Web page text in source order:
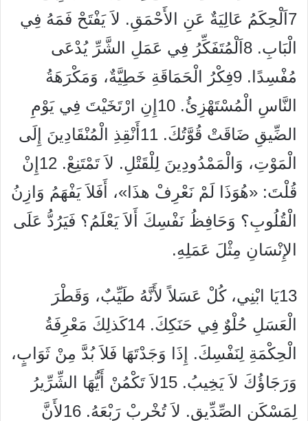
7 اَلْحِكَمُ عَالِيَةٌ عَنِ الأَحْمَقِ. لاَ يَفْتَحْ فَمَهُ فِي
الْبَابِ. 8 اَلْمُتَفَكِّرُ فِي عَمَلِ الشَّرِّ يُدْعَى
مُفْسِدًا. 9فِكْرُ الْحَمَاقَةِ خَطِيَّةٌ، وَمَكْرَهَةُ
النَّاسِ الْمُسْتَهْزِئُ. 10 إِنِ ارْتَخَيْتَ فِي يَوْمِ
الضِّيقِ ضَاقَتْ قُوَّتُكَ. 11 أَنْقِذِ الْمُنْقَادِينَ إِلَى
الْمَوْتِ، وَالْمَمْدُودِينَ لِلْقَتْلِ. لاَ تَمْتَنِعْ. 12 إِنْ
قُلْتَ: «هُوَذَا لَمْ نَعْرِفْ هذَا»، أَفَلاَ يَفْهَمُ وَازِنُ
الْقُلُوبِ؟ وَحَافِظُ نَفْسِكَ أَلاَ يَعْلَمُ؟ فَيَرُدُّ عَلَى
الإِنْسَانِ مِثْلَ عَمَلِهِ.
13يَا ابْنِي، كُلْ عَسَلاً لأَنَّهُ طَيِّبٌ، وَقَطْرَ
الْعَسَلِ حُلْوٌ فِي حَنَكِكَ. 14كَذلِكَ مَعْرِفَةُ
الْحِكْمَةِ لِنَفْسِكَ. إِذَا وَجَدْتَهَا فَلاَ بُدَّ مِنْ ثَوَابٍ،
وَرَجَاؤُكَ لاَ يَخِيبُ. 15لاَ تَكْمُنْ أَيُّهَا الشِّرِّيرُ
لِمَسْكَنِ الصِّدِّيقِ. لاَ تُخْرِبْ رَبْعَهُ. 16لأَنَّ